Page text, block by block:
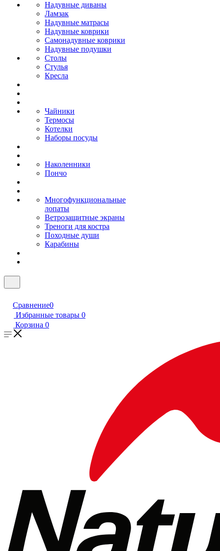
Надувные диваны
Ламзак
Надувные матрасы
Надувные коврики
Самонадувные коврики
Надувные подушки
Столы
Стулья
Кресла
Чайники
Термосы
Котелки
Наборы посуды
Наколенники
Пончо
Многофункциональные
лопаты
Ветрозащитные экраны
Треноги для костра
Походные души
Карабины
Сравнение0
Избранные товары 0
Корзина 0